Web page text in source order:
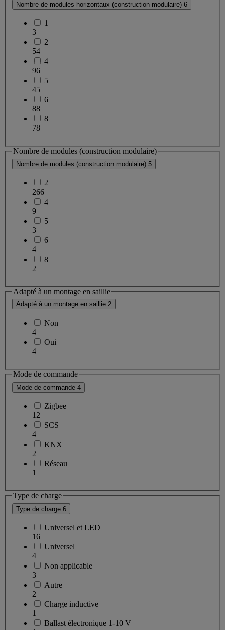
Nombre de modules horizontaux (construction modulaire) 6
1
3
2
54
4
96
5
45
6
88
8
78
Nombre de modules (construction modulaire)
Nombre de modules (construction modulaire) 5
2
266
4
9
5
3
6
4
8
2
Adapté à un montage en saillie
Adapté à un montage en saillie 2
Non
4
Oui
4
Mode de commande
Mode de commande 4
Zigbee
12
SCS
4
KNX
2
Réseau
1
Type de charge
Type de charge 6
Universel et LED
16
Universel
4
Non applicable
3
Autre
2
Charge inductive
1
Ballast électronique 1-10 V